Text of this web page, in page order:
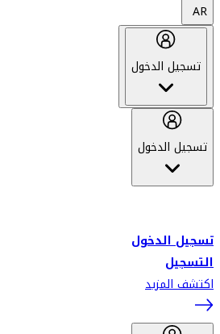
AR
تسجيل الدخول
تسجيل الدخول
تسجيل الدخول
التسجيل
اكتشف المزيد